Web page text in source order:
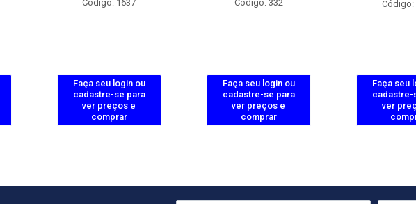
Código: 1637
Faça seu login ou
cadastre-se para
ver preços e
comprar
Código: 332
Faça seu login ou
cadastre-se para
ver preços e
comprar
Código:
Faça seu
cadastre-
ver